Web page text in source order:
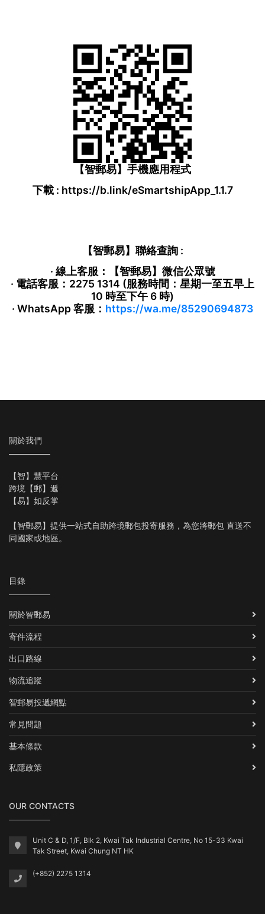
【智郵易】手機應用程式
下載 : https://b.link/eSmartshipApp_1.1.7
【智郵易】聯絡查詢 :
· 線上客服：【智郵易】微信公眾號
· 電話客服：2275 1314 (服務時間：星期一至五早上
10 時至下午 6 時)
· WhatsApp 客服： https://wa.me/85290694873
關於我們
【智】慧平台
跨境【郵】遞
【易】如反掌
【智郵易】提供一站式自助跨境郵包投寄服務，為您將郵包 直送不
同國家或地區。
目錄
關於智郵易
寄件流程
出口路線
物流追蹤
智郵易投遞網點
常見問題
基本條款
私隱政策
OUR CONTACTS
Unit C & D, 1/F, Blk 2, Kwai Tak Industrial Centre, No 15-33 Kwai
Tak Street, Kwai Chung NT HK
(+852) 2275 1314